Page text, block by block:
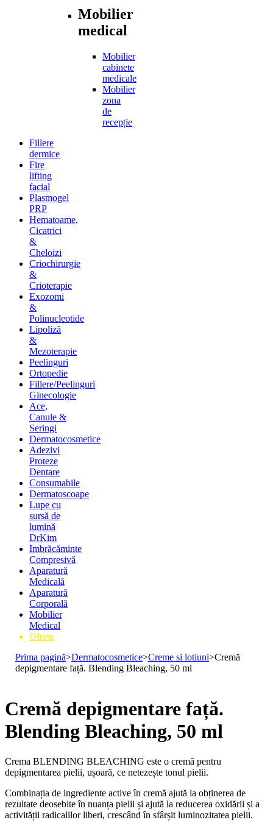
Mobilier
medical
Mobilier
cabinete
medicale
Mobilier
zona
de
recepție
Fillere
dermice
Fire
lifting
facial
Plasmogel
PRP
Hematoame,
Cicatrici
&
Cheloizi
Criochirurgie
&
Crioterapie
Exozomi
&
Polinucleotide
Lipoliză
&
Mezoterapie
Peelinguri
Ortopedie
Fillere/Peelinguri
Ginecologie
Ace,
Canule &
Seringi
Dermatocosmetice
Adezivi
Proteze
Dentare
Consumabile
Dermatoscoape
Lupe cu
sursă de
lumină
DrKim
Imbrăcăminte
Compresivă
Aparatură
Medicală
Aparatură
Corporală
Mobilier
Medical
Oferte
Prima pagină>Dermatocosmetice>Creme si lotiuni>Cremă
depigmentare față. Blending Bleaching, 50 ml
Cremă depigmentare față.
Blending Bleaching, 50 ml
Crema BLENDING BLEACHING este o cremă pentru
depigmentarea pielii, ușoară, ce netezește tonul pielii.
Combinația de ingrediente active în cremă ajută la obținerea de
rezultate deosebite în nuanța pielii și ajută la reducerea oxidării și a
activității radicalilor liberi, crescând în sfârșit luminozitatea pielii.